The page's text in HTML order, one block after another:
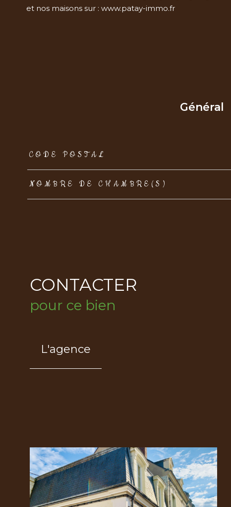
et nos maisons sur : www.patay-immo.fr
Général
TRAD_ZEPHYR_Caracteristique
CODE POSTAL
NOMBRE DE CHAMBRE(S)
CONTACTER
pour ce bien
L'agence